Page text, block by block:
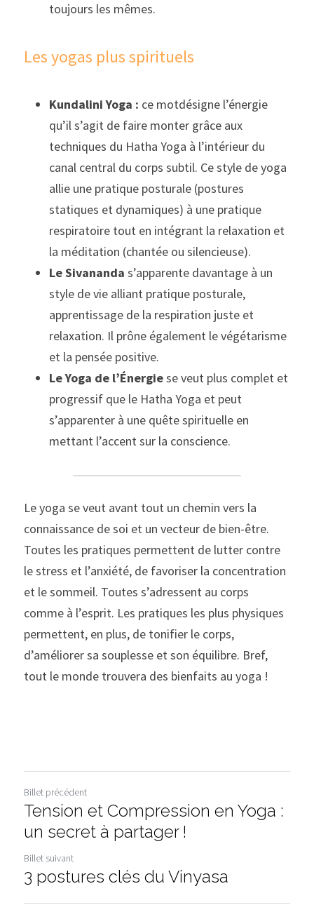
toujours les mêmes.
Les yogas plus spirituels
Kundalini Yoga : ce motdésigne l’énergie
qu’il s’agit de faire monter grâce aux
techniques du Hatha Yoga à l’intérieur du
canal central du corps subtil. Ce style de yoga
allie une pratique posturale (postures
statiques et dynamiques) à une pratique
respiratoire tout en intégrant la relaxation et
la méditation (chantée ou silencieuse).
Le Sivananda s’apparente davantage à un
style de vie alliant pratique posturale,
apprentissage de la respiration juste et
relaxation. Il prône également le végétarisme
et la pensée positive.
Le Yoga de l’Énergie se veut plus complet et
progressif que le Hatha Yoga et peut
s’apparenter à une quête spirituelle en
mettant l’accent sur la conscience.
Le yoga se veut avant tout un chemin vers la
connaissance de soi et un vecteur de bien-être.
Toutes les pratiques permettent de lutter contre
le stress et l’anxiété, de favoriser la concentration
et le sommeil. Toutes s’adressent au corps
comme à l’esprit. Les pratiques les plus physiques
permettent, en plus, de tonifier le corps,
d’améliorer sa souplesse et son équilibre. Bref,
tout le monde trouvera des bienfaits au yoga !
Billet précédent
Tension et Compression en Yoga :
un secret à partager !
Billet suivant
3 postures clés du Vinyasa